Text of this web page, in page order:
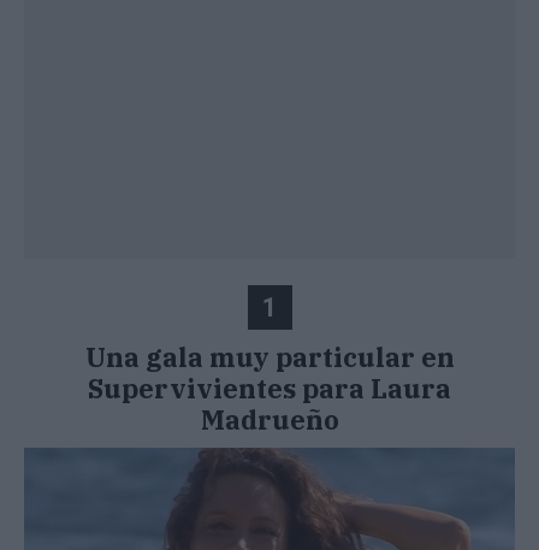
1
Una gala muy particular en
Supervivientes para Laura
Madrueño